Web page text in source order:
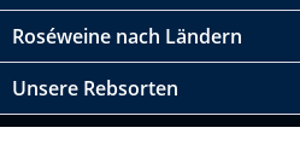
Roséweine nach Ländern
Unsere Rebsorten